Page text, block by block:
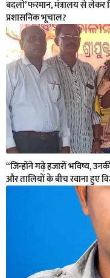
बदलो’ फरमान, मंत्रालय से
प्रशासनिक भूचाल?
“जिन्होंने गढ़े हजारों भविष्य,
और तालियों के बीच रवाना हुए